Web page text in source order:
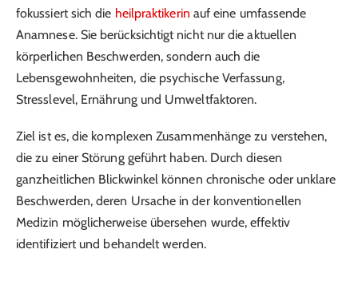
fokussiert sich die heilpraktikerin auf eine umfassende
Anamnese. Sie berücksichtigt nicht nur die aktuellen
körperlichen Beschwerden, sondern auch die
Lebensgewohnheiten, die psychische Verfassung,
Stresslevel, Ernährung und Umweltfaktoren.
Ziel ist es, die komplexen Zusammenhänge zu verstehen,
die zu einer Störung geführt haben. Durch diesen
ganzheitlichen Blickwinkel können chronische oder unklare
Beschwerden, deren Ursache in der konventionellen
Medizin möglicherweise übersehen wurde, effektiv
identifiziert und behandelt werden.